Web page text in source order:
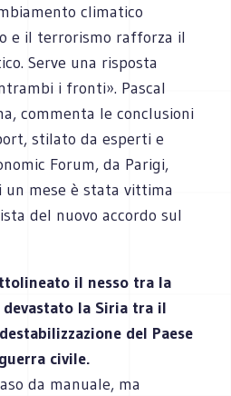
climatico
e il terrorismo rafforza il
Serve una risposta
i fronti». Pascal
commenta le conclusioni
stilato da esperti e
Forum, da Parigi,
un mese è stata vittima
del nuovo accordo sul
il nesso tra la
la Siria tra il
del Paese
civile.
da manuale, ma